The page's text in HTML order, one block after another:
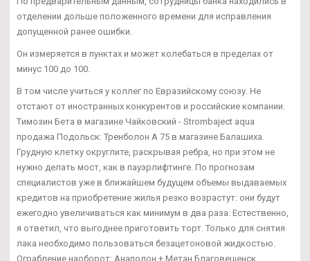
отделении дольше положенного времени для исправления
допущенной ранее ошибки.
Он измеряется в пунктах и может колебаться в пределах от
минус 100 до 100.
В том числе учиться у коллег по Евразийскому союзу. Не
отстают от иностранных конкурентов и российские компании.
Tимозин Бета в магазине Чайковский - Strombaject aqua
продажа Подольск: Тренболон A 75 в магазине Балашиха.
Грудную клетку округлите, раскрывая ребра, но при этом не
нужно делать мост, как в пауэрлифтинге. По прогнозам
специалистов уже в ближайшем будущем объемы выдаваемых
кредитов на приобретение жилья резко возрастут: они будут
ежегодно увеличиваться как минимум в два раза. Естественно,
я ответил, что выгоднее приготовить торт. Только для снятия
лака необходимо пользоваться безацетоновой жидкостью.
Ограбление наоборот: Анаполон + Метан Благовещенск